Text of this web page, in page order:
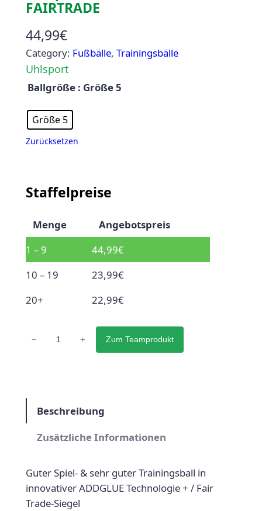
FAIRTRADE
44,99€
Category: Fußbälle, Trainingsbälle
Uhlsport
Ballgröße : Größe 5
Größe 5
Zurücksetzen
Staffelpreise
Menge
Angebotspreis
1 – 9
44,99€
10 – 19
23,99€
20+
22,99€
r
T
T
A
− + Zum Teamprodukt
Beschreibung
Zusätzliche Informationen
Guter Spiel- & sehr guter Trainingsball in
innovativer ADDGLUE Technologie + / Fair
Trade-Siegel